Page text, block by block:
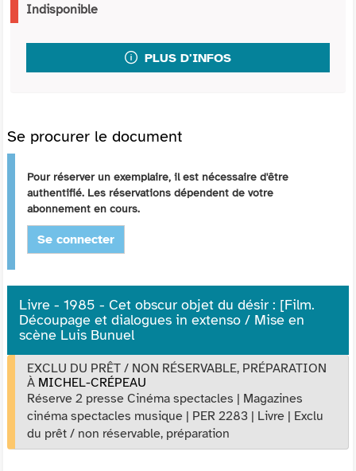
Indisponible
PLUS D'INFOS
Se procurer le document
Pour réserver un exemplaire, il est nécessaire d'être
authentifié. Les réservations dépendent de votre
abonnement en cours.
Se connecter
Livre - 1985 - Cet obscur objet du désir : [Film.
Découpage et dialogues in extenso / Mise en
scène Luis Bunuel
EXCLU DU PRÊT / NON RÉSERVABLE, PRÉPARATION
À MICHEL-CRÉPEAU
Réserve 2 presse Cinéma spectacles | Magazines
cinéma spectacles musique | PER 2283 | Livre | Exclu
du prêt / non réservable, préparation